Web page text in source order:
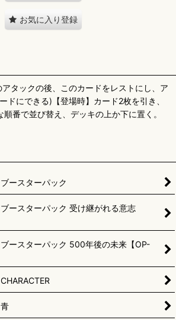
お気に入り登録
アタックの後、このカードをレストにし、ア
ドにできる)【登場時】カード2枚を引き、
番で並び替え、デッキの上か下に置く。
ースターパック
ブースターパック 受け継がれる意志
ブースターパック 500年後の未来【OP-